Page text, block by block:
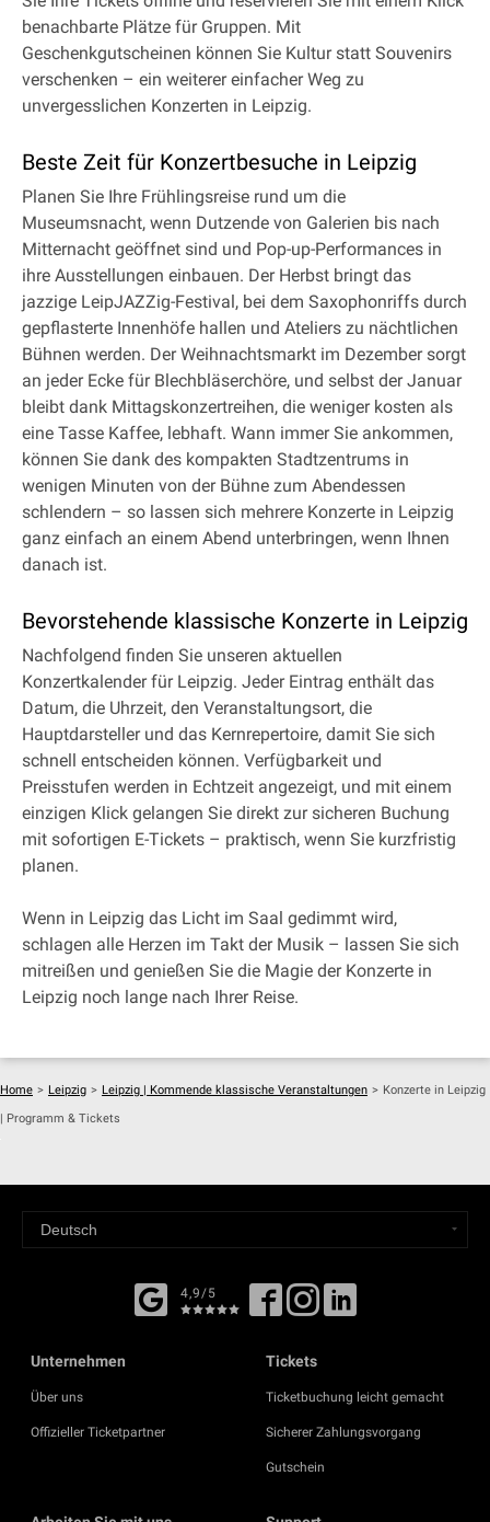
benachbarte Plätze für Gruppen. Mit
Geschenkgutscheinen können Sie Kultur statt Souvenirs
verschenken – ein weiterer einfacher Weg zu
unvergesslichen Konzerten in Leipzig.
Beste Zeit für Konzertbesuche in Leipzig
Planen Sie Ihre Frühlingsreise rund um die
Museumsnacht, wenn Dutzende von Galerien bis nach
Mitternacht geöffnet sind und Pop-up-Performances in
ihre Ausstellungen einbauen. Der Herbst bringt das
jazzige LeipJAZZig-Festival, bei dem Saxophonriffs durch
gepflasterte Innenhöfe hallen und Ateliers zu nächtlichen
Bühnen werden. Der Weihnachtsmarkt im Dezember sorgt
an jeder Ecke für Blechbläserchöre, und selbst der Januar
bleibt dank Mittagskonzertreihen, die weniger kosten als
eine Tasse Kaffee, lebhaft. Wann immer Sie ankommen,
können Sie dank des kompakten Stadtzentrums in
wenigen Minuten von der Bühne zum Abendessen
schlendern – so lassen sich mehrere Konzerte in Leipzig
ganz einfach an einem Abend unterbringen, wenn Ihnen
danach ist.
Bevorstehende klassische Konzerte in Leipzig
Nachfolgend finden Sie unseren aktuellen
Konzertkalender für Leipzig. Jeder Eintrag enthält das
Datum, die Uhrzeit, den Veranstaltungsort, die
Hauptdarsteller und das Kernrepertoire, damit Sie sich
schnell entscheiden können. Verfügbarkeit und
Preisstufen werden in Echtzeit angezeigt, und mit einem
einzigen Klick gelangen Sie direkt zur sicheren Buchung
mit sofortigen E-Tickets – praktisch, wenn Sie kurzfristig
planen.
Wenn in Leipzig das Licht im Saal gedimmt wird,
schlagen alle Herzen im Takt der Musik – lassen Sie sich
mitreißen und genießen Sie die Magie der Konzerte in
Leipzig noch lange nach Ihrer Reise.
Home > Leipzig > Leipzig | Kommende klassische Veranstaltungen > Konzerte in Leipzig
| Programm & Tickets
4,9/5
Unternehmen
Über uns
Offizieller Ticketpartner
Tickets
Ticketbuchung leicht gemacht
Sicherer Zahlungsvorgang
Gutschein